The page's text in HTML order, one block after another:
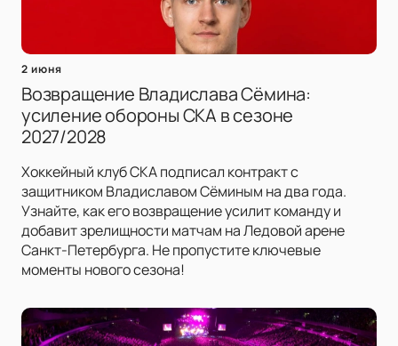
2 июня
Возвращение Владислава Сёмина:
усиление обороны СКА в сезоне
2027/2028
Хоккейный клуб СКА подписал контракт с
защитником Владиславом Сёминым на два года.
Узнайте, как его возвращение усилит команду и
добавит зрелищности матчам на Ледовой арене
Санкт-Петербурга. Не пропустите ключевые
моменты нового сезона!